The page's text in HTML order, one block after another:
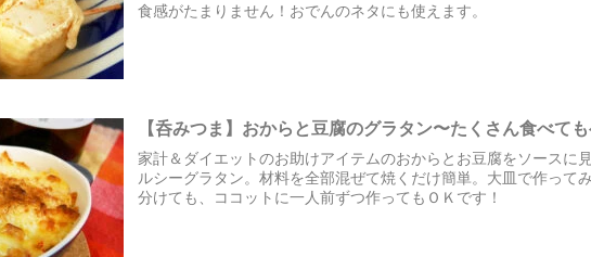
食感がたまりません！おでんのネタにも使えます。
【呑みつま】おからと豆腐のグラタン〜たくさん食べても
家計＆ダイエットのお助けアイテムのおからとお豆腐をソースに
ルシーグラタン。材料を全部混ぜて焼くだけ簡単。大皿で作って
分けても、ココットに一人前ずつ作ってもＯＫです！